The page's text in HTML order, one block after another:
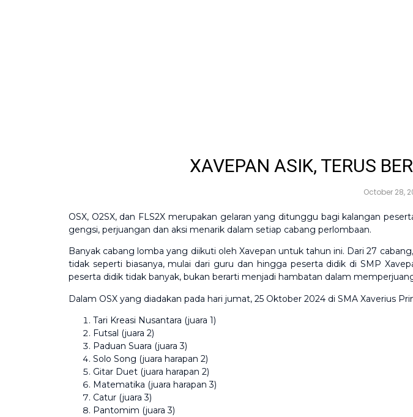
XAVEPAN ASIK, TERUS
October 28,
OSX, O2SX, dan FLS2X merupakan gelaran yang ditunggu bagi kalangan
gengsi, perjuangan dan aksi menarik dalam setiap cabang perlombaan.
Banyak cabang lomba yang diikuti oleh Xavepan untuk tahun ini. Dari 27
tidak seperti biasanya, mulai dari guru dan hingga peserta didik di SMP
peserta didik tidak banyak, bukan berarti menjadi hambatan dalam
Dalam OSX yang diadakan pada hari jumat, 25 Oktober 2024 di SMA Xaverius
Tari Kreasi Nusantara (juara 1)
Futsal (juara 2)
Paduan Suara (juara 3)
Solo Song (juara harapan 2)
Gitar Duet (juara harapan 2)
Matematika (juara harapan 3)
Catur (juara 3)
Pantomim (juara 3)